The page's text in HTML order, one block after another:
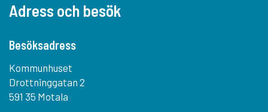
Adress och besök
Besöksadress
Kommunhuset
Drottninggatan 2
591 35 Motala